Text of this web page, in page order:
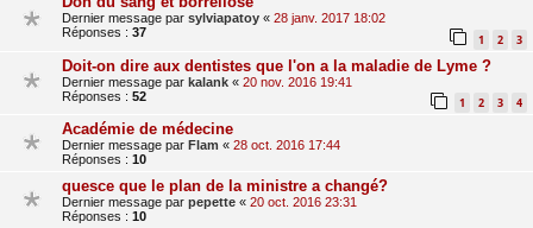
Dernier message par sylviapatoy « 28 janv. 2017 18:02
Réponses : 37 1 2 3
Doit-on dire aux dentistes que l'on a la maladie de Lyme ?
Dernier message par kalank « 20 nov. 2016 19:41
Réponses : 52 1 2 3 4
Académie de médecine
Dernier message par Flam « 28 oct. 2016 17:44
Réponses : 10
quesce que le plan de la ministre a changé?
Dernier message par pepette « 20 oct. 2016 23:31
Réponses : 10